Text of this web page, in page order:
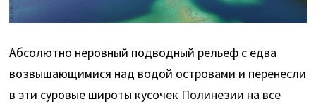
Абсолютно неровный подводный рельеф с едва
возвышающимися над водой островами и перенесли
в эти суровые широты кусочек Полинезии на все